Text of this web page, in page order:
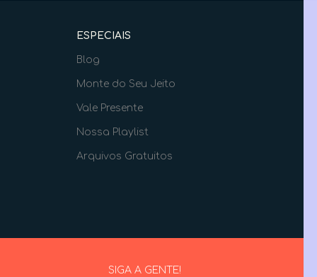
ESPECIAIS
Blog
Monte do Seu Jeito
Vale Presente
Nossa Playlist
Arquivos Gratuitos
SIGA A GENTE!